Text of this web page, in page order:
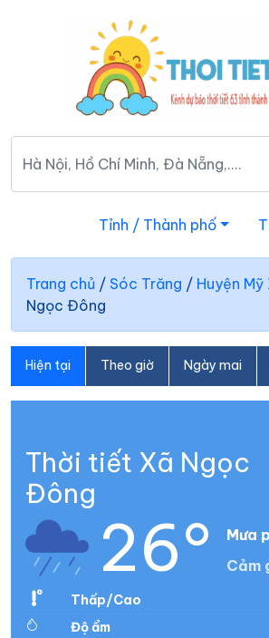
Tỉnh / Thành phố
Trang chủ / Sóc Trăng / Huyện Mỹ
Ngọc Đông
Hiện tại Theo giờ Ngày mai
Thời tiết Xã Ngọc
Đông
26°
Mưa
Cảm
Thấp/Cao
Độ ẩm